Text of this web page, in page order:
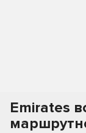
Emirates